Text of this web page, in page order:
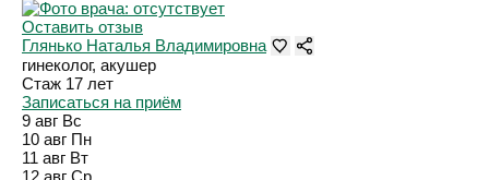
Оставить отзыв
Глянько Наталья Владимировна
гинеколог, акушер
Стаж 17 лет
Записаться на приём
9 авг Вс
10 авг Пн
11 авг Вт
12 авг Ср